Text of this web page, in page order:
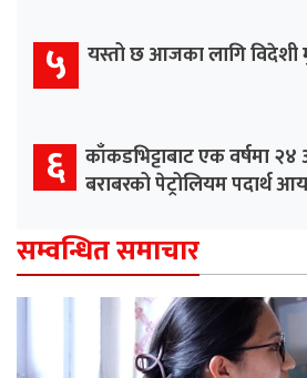
५ यस्तो छ आजका लागि विदेशी
६ काँकडभिट्टाबाट एक वर्षमा
बराबरको पेट्रोलियम पदार्थ
सम्वन्धित समाचार